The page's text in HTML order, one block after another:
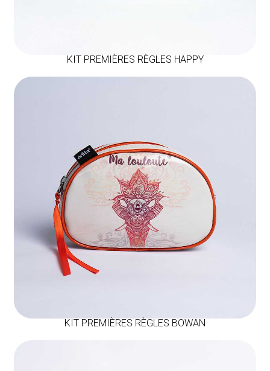
KIT PREMIÈRES RÈGLES HAPPY
KIT PREMIÈRES RÈGLES BOWAN